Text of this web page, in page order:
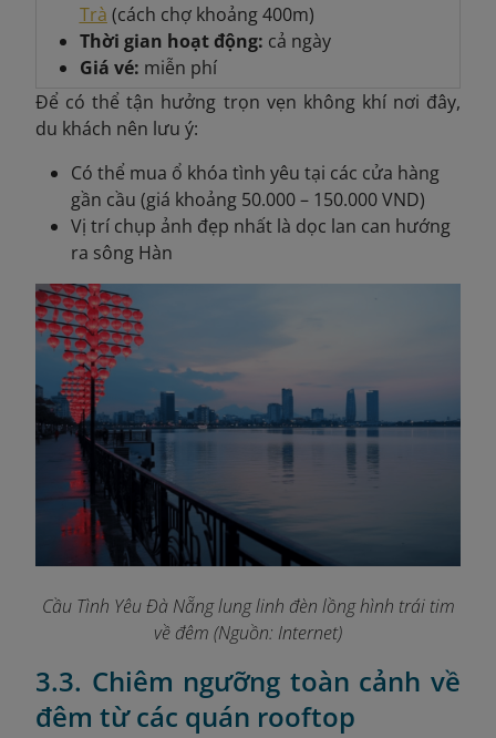
Trà (cách chợ khoảng 400m)
Thời gian hoạt động: cả ngày
Giá vé: miễn phí
Để có thể tận hưởng trọn vẹn không khí nơi đây,
du khách nên lưu ý:
Có thể mua ổ khóa tình yêu tại các cửa hàng
gần cầu (giá khoảng 50.000 – 150.000 VND)
Vị trí chụp ảnh đẹp nhất là dọc lan can hướng
ra sông Hàn
Cầu Tình Yêu Đà Nẵng lung linh đèn lồng hình trái tim
về đêm (Nguồn: Internet)
3.3. Chiêm ngưỡng toàn cảnh về
đêm từ các quán rooftop